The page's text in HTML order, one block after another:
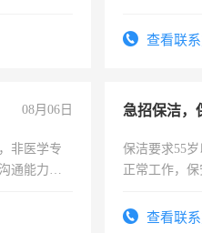
查看联
08月06日
非医学专
通能力
保洁要求55
正常工作，
录，客服要求
查看联